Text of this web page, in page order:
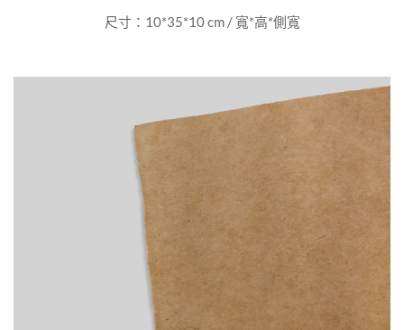
尺寸：10*35*10 cm / 寬*高*側寬